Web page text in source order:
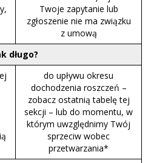
Twoje zapytanie lub
zgłoszenie nie ma związku
z umową
długo?
do upływu okresu
dochodzenia roszczeń –
zobacz ostatnią tabelę tej
sekcji – lub do momentu, w
którym uwzględnimy Twój
sprzeciw wobec
przetwarzania*